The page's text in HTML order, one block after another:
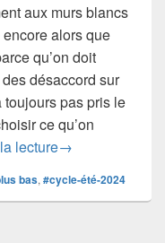
aux murs blancs
alors que
qu’on doit
désaccord sur
toujours pas pris le
ce qu’on
lecture#anthologie
→
bas, #cycle-été-2024